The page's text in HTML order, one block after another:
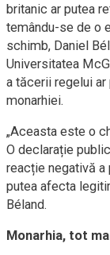
britanic ar putea
temându-se de o
schimb, Daniel
Universitatea
a tăcerii regelui
monarhiei.
„Aceasta este o
O declarație
reacție negativă a
putea afecta
Béland.
Monarhia, tot